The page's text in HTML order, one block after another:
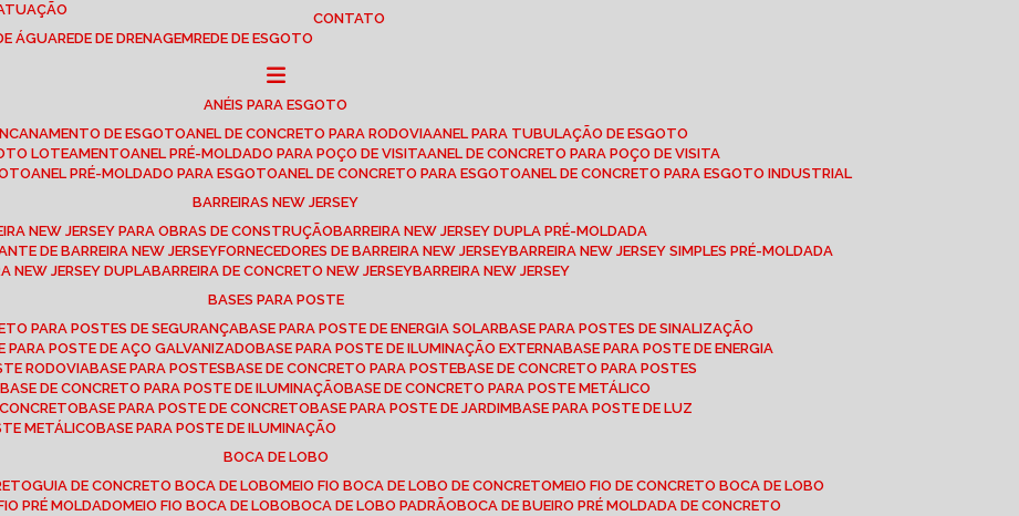
ATUAÇÃO
DE ÁGUA REDE DE DRENAGEM REDE DE ESGOTO
CONTATO
ANÉIS PARA ESGOTO
DE ESGOTO ANEL DE CONCRETO PARA RODOVIA ANEL PARA TUBULAÇÃO DE ESGOTO
LOTEAMENTO ANEL PRÉ-MOLDADO PARA POÇO DE VISITA ANEL DE CONCRETO PARA POÇO DE VISITA
ANEL PRÉ-MOLDADO PARA ESGOTO ANEL DE CONCRETO PARA ESGOTO ANEL DE CONCRETO PARA ESGOTO INDUSTRIAL
BARREIRAS NEW JERSEY
NEW JERSEY PARA OBRAS DE CONSTRUÇÃO BARREIRA NEW JERSEY DUPLA PRÉ-MOLDADA
DE BARREIRA NEW JERSEY FORNECEDORES DE BARREIRA NEW JERSEY BARREIRA NEW JERSEY SIMPLES PRÉ-MOLDADA
NEW JERSEY DUPLA BARREIRA DE CONCRETO NEW JERSEY BARREIRA NEW JERSEY
BASES PARA POSTE
PARA POSTES DE SEGURANÇA BASE PARA POSTE DE ENERGIA SOLAR BASE PARA POSTES DE SINALIZAÇÃO
PARA POSTE DE AÇO GALVANIZADO BASE PARA POSTE DE ILUMINAÇÃO EXTERNA BASE PARA POSTE DE ENERGIA
RODOVIA BASE PARA POSTES BASE DE CONCRETO PARA POSTE BASE DE CONCRETO PARA POSTES
BASE DE CONCRETO PARA POSTE DE ILUMINAÇÃO BASE DE CONCRETO PARA POSTE METÁLICO
CONCRETO BASE PARA POSTE DE CONCRETO BASE PARA POSTE DE JARDIM BASE PARA POSTE DE LUZ
METÁLICO BASE PARA POSTE DE ILUMINAÇÃO
BOCA DE LOBO
GUIA DE CONCRETO BOCA DE LOBO MEIO FIO BOCA DE LOBO DE CONCRETO
MEIO FIO DE CONCRETO BOCA DE LOBO
FIO PRÉ MOLDADO MEIO FIO BOCA DE LOBO BOCA DE LOBO PADRÃO BOCA DE BUEIRO PRÉ MOLDADA DE CONCRETO